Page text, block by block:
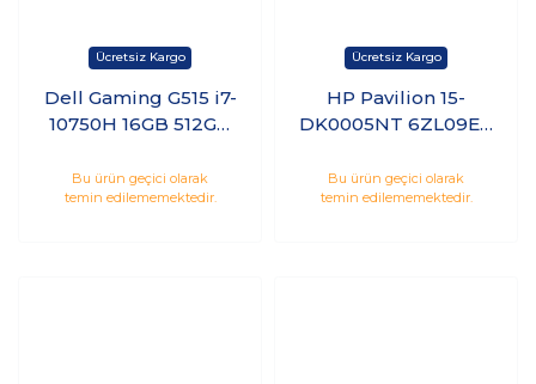
Dell Gaming G515 i7-
10750H 16GB 512GB
15.6 144Hz Linux
Bu ürün geçici olarak
temin edilememektedir.
HP Pavilion 15-
DK0005NT 6ZL09EA
SSD 1TB HDD 4GB
GTX1650 15.6
Bu ürün geçici olarak
temin edilememektedir.